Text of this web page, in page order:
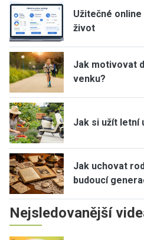
Užitečné
život
Jak motivovat
venku?
Jak si užít letní
Jak uchovat
budoucí
Nejsledovanější